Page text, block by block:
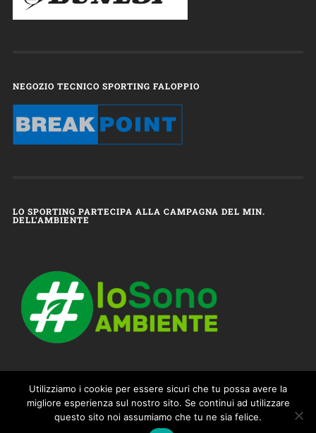
NEGOZIO TECNICO SPORTING FALOPPIO
LO SPORTING PARTECIPA ALLA CAMPAGNA DEL MIN.
DELL’AMBIENTE
SPORTING FALOPPIO – 100% TENNIS & SPORT
Utilizziamo i cookie per essere sicuri che tu possa avere la
migliore esperienza sul nostro sito. Se continui ad utilizzare
questo sito noi assumiamo che tu ne sia felice.